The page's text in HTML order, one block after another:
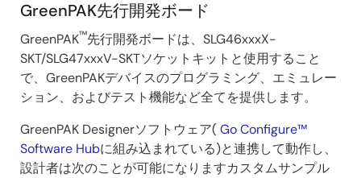
GreenPAK先行開発ボード
GreenPAK™先行開発ボードは、SLG46xxxX-
SKT/SLG47xxxV-SKTソケットキットと使用すること
で、GreenPAKデバイスのプログラミング、エミュレー
ション、およびテスト機能など全てを提供します。
GreenPAK Designerソフトウェア(Go Configure™
Software Hubに組み込まれている)と連携して動作し、
設計者は次のことが可能になりますカスタムサンプル